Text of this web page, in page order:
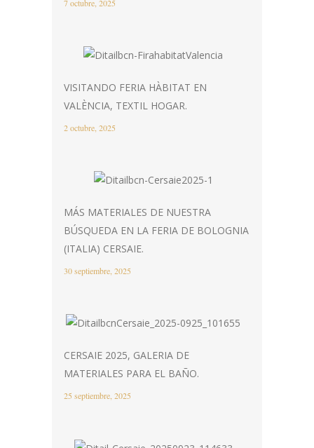
7 octubre, 2025
VISITANDO FERIA HÀBITAT EN
VALÈNCIA, TEXTIL HOGAR.
2 octubre, 2025
MÁS MATERIALES DE NUESTRA
BÚSQUEDA EN LA FERIA DE BOLOGNIA
(ITALIA) CERSAIE.
30 septiembre, 2025
CERSAIE 2025, GALERIA DE
MATERIALES PARA EL BAÑO.
25 septiembre, 2025